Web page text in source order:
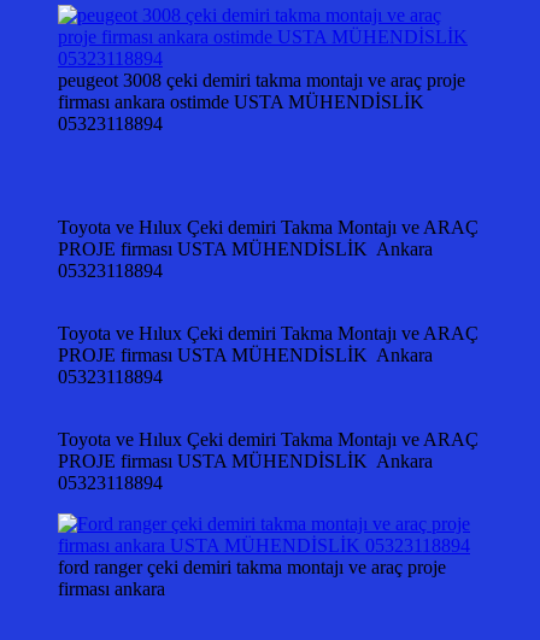
peugeot 3008 çeki demiri takma montajı ve araç proje
firması ankara ostimde USTA MÜHENDİSLİK
05323118894
Toyota ve Hılux Çeki demiri Takma Montajı ve ARAÇ
PROJE firması USTA MÜHENDİSLİK Ankara
05323118894
Toyota ve Hılux Çeki demiri Takma Montajı ve ARAÇ
PROJE firması USTA MÜHENDİSLİK Ankara
05323118894
Toyota ve Hılux Çeki demiri Takma Montajı ve ARAÇ
PROJE firması USTA MÜHENDİSLİK Ankara
05323118894
ford ranger çeki demiri takma montajı ve araç proje
firması ankara